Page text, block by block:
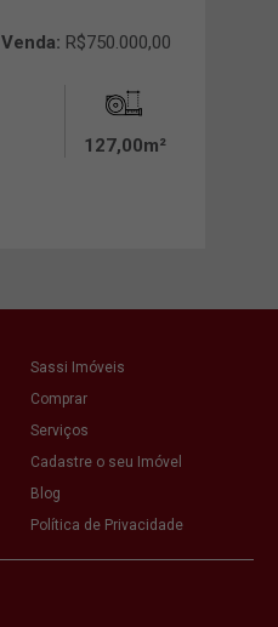
Venda: R$750.000,00
127,00m²
Sassi Imóveis
Comprar
Serviços
Cadastre o seu Imóvel
Blog
Política de Privacidade